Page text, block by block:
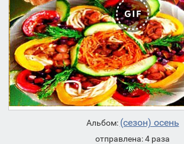
Альбом: (сезон) осень
отправлена: 4 раза